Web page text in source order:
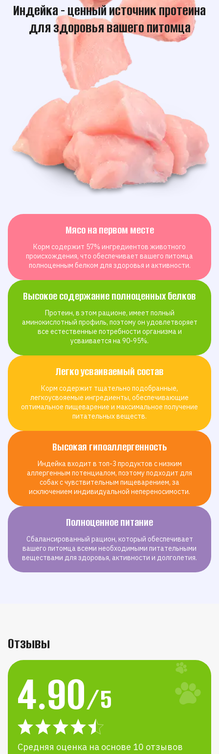
Индейка - ценный источник протеина
для здоровья вашего питомца
Мясо на первом месте
Корм содержит 57% ингредиентов животного
происхождения, что обеспечивает вашего питомца
полноценным белком для здоровья и активности.
Высокое содержание полноценных белков
Протеин, в этом рационе, имеет полный
аминокислотный профиль, поэтому он удовлетворяет
все естественные потребности организма и
усваивается на 90-95%.
Легко усваиваемый состав
Корм содержит тщательно подобранные,
легкоусвояемые ингредиенты, обеспечивающие
оптимальное пищеварение и максимальное получение
питательных веществ.
Высокая гипоаллергенность
Индейка входит в топ-3 продуктов с низким
аллергенным потенциалом, поэтому подходит для
собак с чувствительным пищеварением, за
исключением индивидуальной непереносимости.
Полноценное питание
Сбалансированный рацион, который обеспечивает
вашего питомца всеми необходимыми питательными
веществами для здоровья, активности и долголетия.
Отзывы
4.90/5
Средняя оценка на основе 10 отзывов